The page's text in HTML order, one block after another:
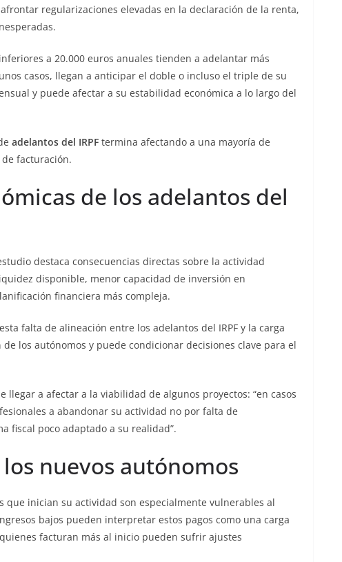
regularizaciones elevadas en la declaración de la renta,
a 20.000 euros anuales tienden a adelantar más
casos, llegan a anticipar el doble o incluso el triple de su
y puede afectar a su estabilidad económica a lo largo del
adelantos del IRPF termina afectando a una mayoría de
facturación.
de los adelantos del
destaca consecuencias directas sobre la actividad
disponible, menor capacidad de inversión en
financiera más compleja.
falta de alineación entre los adelantos del IRPF y la carga
los autónomos y puede condicionar decisiones clave para el
a afectar a la viabilidad de algunos proyectos: “en casos
a abandonar su actividad no por falta de
fiscal poco adaptado a su realidad”.
nuevos autónomos
que inician su actividad son especialmente vulnerables al
bajos pueden interpretar estos pagos como una carga
facturan más al inicio pueden sufrir ajustes